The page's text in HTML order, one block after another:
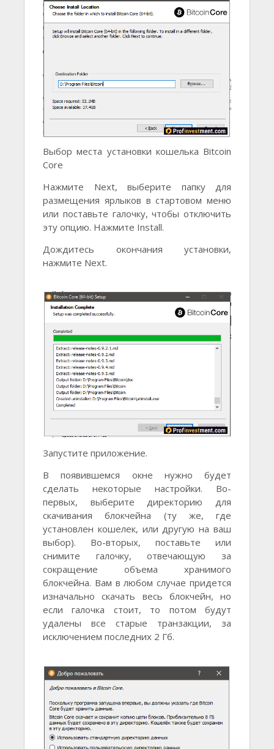
Выбор места установки кошелька Bitcoin
Core
Нажмите Next, выберите папку для
размещения ярлыков в стартовом меню
или поставьте галочку, чтобы отключить
эту опцию. Нажмите Install.
Дождитесь окончания установки,
нажмите Next.
Запустите приложение.
В появившемся окне нужно будет
сделать некоторые настройки. Во-
первых, выберите директорию для
скачивания блокчейна (ту же, где
установлен кошелек, или другую на ваш
выбор). Во-вторых, поставьте или
снимите галочку, отвечающую за
сокращение объема хранимого
блокчейна. Вам в любом случае придется
изначально скачать весь блокчейн, но
если галочка стоит, то потом будут
удалены все старые транзакции, за
исключением последних 2 Гб.